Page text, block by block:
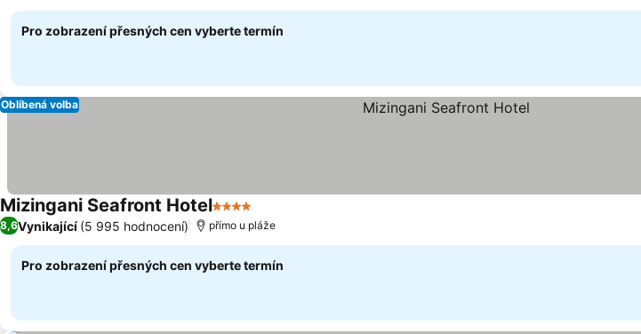
Pro zobrazení přesných cen vyberte termín
Oblíbená volba
Mizingani Seafront Hotel4 Počet hvězdiček
8,6Vynikající (5 995 hodnocení) přímo u pláže
Pro zobrazení přesných cen vyberte termín